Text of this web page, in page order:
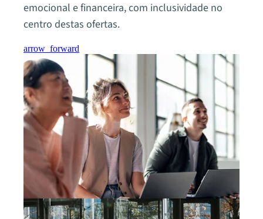
emocional e financeira, com inclusividade no
centro destas ofertas.
arrow_forward